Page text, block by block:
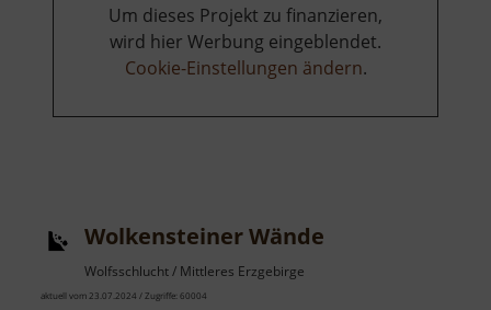
Um dieses Projekt zu finanzieren,
wird hier Werbung eingeblendet.
Cookie-Einstellungen ändern.
Wolkensteiner Wände
Wolfsschlucht / Mittleres Erzgebirge
aktuell vom 23.07.2024 / Zugriffe: 60004